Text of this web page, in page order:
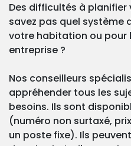
Des difficultés à planifier
savez pas quel système
votre habitation ou pour
entreprise ?
Nos conseilleurs
appréhender tous les
besoins. Ils sont
(numéro non surtaxé,
un poste fixe). Ils